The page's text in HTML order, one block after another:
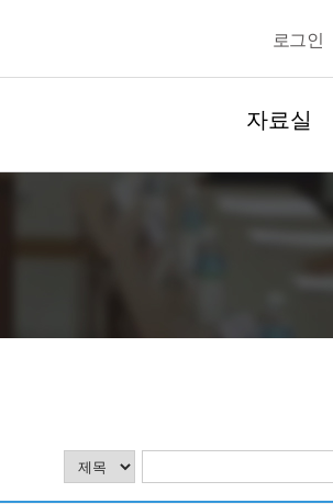
로그인
자료실